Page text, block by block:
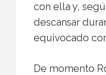
con ella y,
descansar
equivocado
De momento